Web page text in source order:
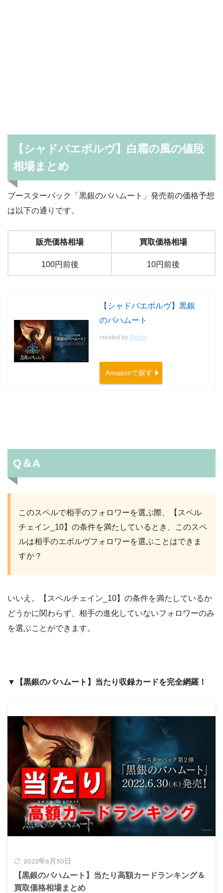
【シャドバエボルヴ】白霜の風の値段
相場まとめ
ブースターパック「黒銀のバハムート」発売前の価格予想
は以下の通りです。
販売価格相場 買取価格相場
100円前後 10円前後
【シャドバエボルヴ】黒銀
のバハムート
created by Rinker
Amazonで探す
Q＆A
このスペルで相手のフォロワーを選ぶ際、【スペル
チェイン_10】の条件を満たしているとき、このスペ
ルは相手のエボルヴフォロワーを選ぶことはできま
すか？
いいえ。【スペルチェイン_10】の条件を満たしているか
どうかに関わらず、相手の進化していないフォロワーのみ
を選ぶことができます。
▼【黒銀のバハムート】当たり収録カードを完全網羅！
2022年6月30日
【黒銀のバハムート】当たり高額カードランキング＆
買取価格相場まとめ